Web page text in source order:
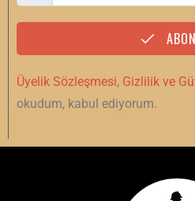
Üyelik Sözleşmesi, Gizlilik ve
okudum, kabul ediyorum.